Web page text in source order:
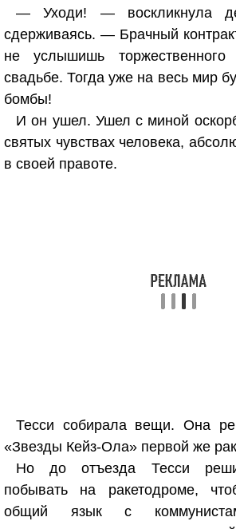
— Уходи! — воскликнула
сдерживаясь. — Брачный
не услышишь
свадьбе. Тогда уже на весь мир
бомбы!
И он ушел. Ушел с миной
святых чувствах человека,
в своей правоте.
Тесси собирала вещи. Она
«Звезды Кейз-Ола» первой же
Но до отъезда Тесси
побывать на ракетодроме,
общий язык с